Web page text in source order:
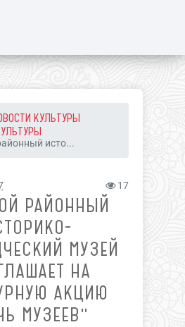
КУЛЬТУРЫ
исто...
17
РАЙОННЫЙ
МУЗЕЙ
НА
АКЦИЮ
МУЗЕЕВ"